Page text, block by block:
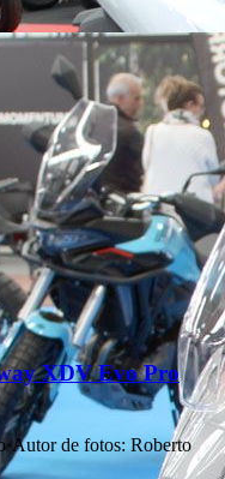
XDV Evo Pro
·Autor de fotos: Roberto